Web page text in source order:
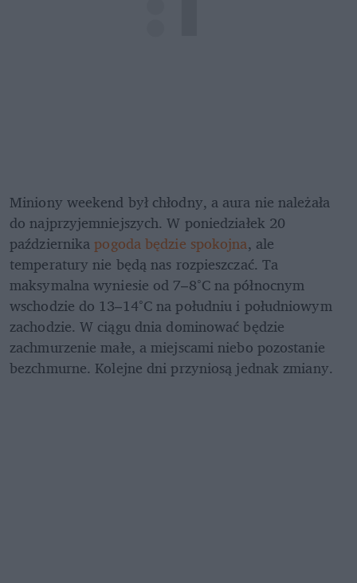
Miniony weekend był chłodny, a aura nie należała
do najprzyjemniejszych. W poniedziałek 20
października pogoda będzie spokojna, ale
temperatury nie będą nas rozpieszczać. Ta
maksymalna wyniesie od 7–8°C na północnym
wschodzie do 13–14°C na południu i południowym
zachodzie. W ciągu dnia dominować będzie
zachmurzenie małe, a miejscami niebo pozostanie
bezchmurne. Kolejne dni przyniosą jednak zmiany.